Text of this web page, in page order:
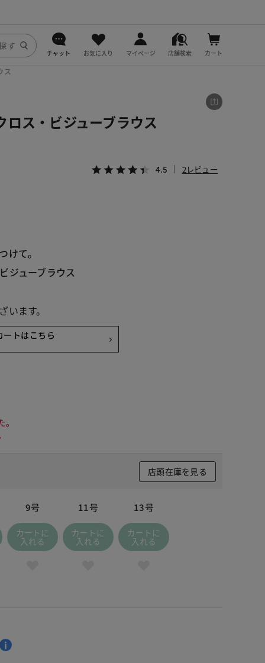
チャット お気に入り マイページ 店舗検索 カート
ス
ック
ロス・ビジューブラウス
4.5 2レビュー
けて。
ジューブラウス
います。
ートはこちら
店頭在庫を見る
9号
カートに
入れる
11号
カートに
入れる
13号
カートに
入れる